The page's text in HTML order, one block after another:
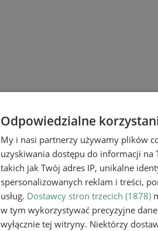
Odpowiedzialne
My i nasi partnerzy używamy plików
uzyskiwania dostępu do informacji
takich jak Twój adres IP, unikalne
spersonalizowanych reklam i treści,
usług. Dostawcy stron trzecich (1878)
w tym wykorzystywać precyzyjne
wyłącznie tej witryny. Niektórzy